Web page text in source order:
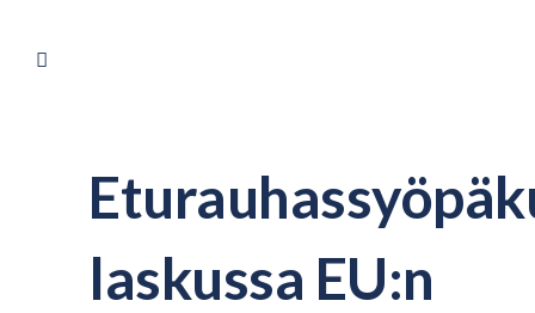
laskussa EU:n